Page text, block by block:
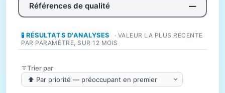
Références de qualité —
🧪 RÉSULTATS D'ANALYSES
· VALEUR LA PLUS RÉCENTE
PAR PARAMÈTRE, SUR 12 MOIS
Trier par